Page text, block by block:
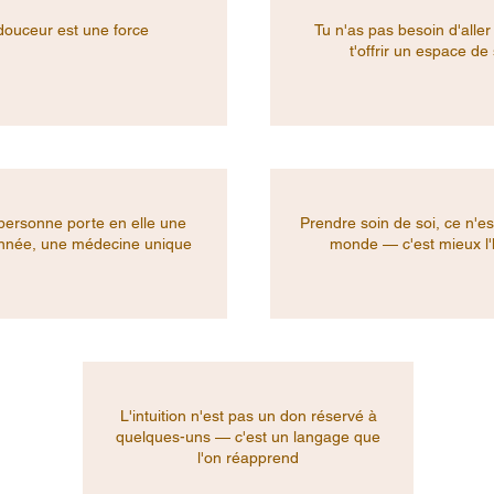
est une force
porte en elle une
une médecine unique
Tu n'as pas besoin
t'offrir un espace de
Prendre soin de soi, ce
monde — c'est mieux
L'intuition n'est pas un don réservé à
quelques-uns — c'est un langage que
l'on réapprend